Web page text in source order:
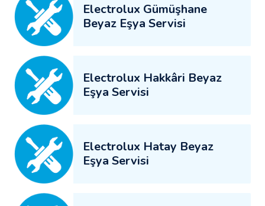
Electrolux Gümüşhane
Beyaz Eşya Servisi
Electrolux Hakkâri Beyaz
Eşya Servisi
Electrolux Hatay Beyaz
Eşya Servisi